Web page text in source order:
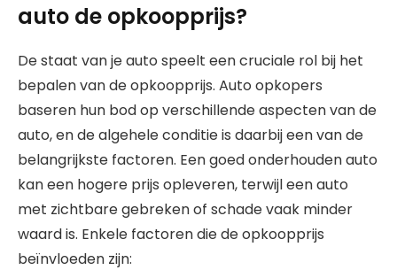
auto de opkoopprijs?
De staat van je auto speelt een cruciale rol bij het
bepalen van de opkoopprijs. Auto opkopers
baseren hun bod op verschillende aspecten van de
auto, en de algehele conditie is daarbij een van de
belangrijkste factoren. Een goed onderhouden auto
kan een hogere prijs opleveren, terwijl een auto
met zichtbare gebreken of schade vaak minder
waard is. Enkele factoren die de opkoopprijs
beïnvloeden zijn: